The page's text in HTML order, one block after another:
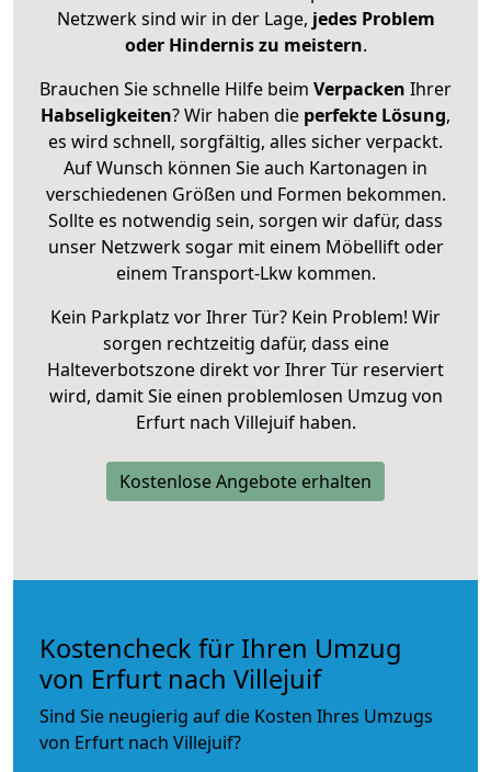
Netzwerk sind wir in der Lage, jedes Problem
oder Hindernis zu meistern.
Brauchen Sie schnelle Hilfe beim Verpacken Ihrer
Habseligkeiten? Wir haben die perfekte Lösung,
es wird schnell, sorgfältig, alles sicher verpackt.
Auf Wunsch können Sie auch Kartonagen in
verschiedenen Größen und Formen bekommen.
Sollte es notwendig sein, sorgen wir dafür, dass
unser Netzwerk sogar mit einem Möbellift oder
einem Transport-Lkw kommen.
Kein Parkplatz vor Ihrer Tür? Kein Problem! Wir
sorgen rechtzeitig dafür, dass eine
Halteverbotszone direkt vor Ihrer Tür reserviert
wird, damit Sie einen problemlosen Umzug von
Erfurt nach Villejuif haben.
Kostenlose Angebote erhalten
Kostencheck für Ihren Umzug
von Erfurt nach Villejuif
Sind Sie neugierig auf die Kosten Ihres Umzugs
von Erfurt nach Villejuif?